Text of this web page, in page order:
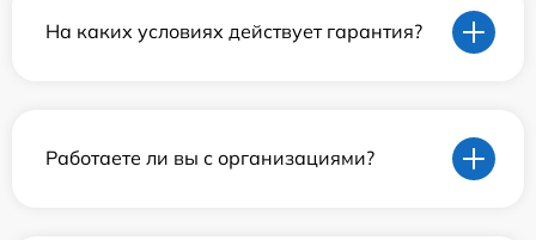
На каких условиях действует гарантия?
Работаете ли вы с организациями?